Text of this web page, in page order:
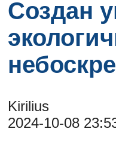
Создан
Kirilius
2024-10-08